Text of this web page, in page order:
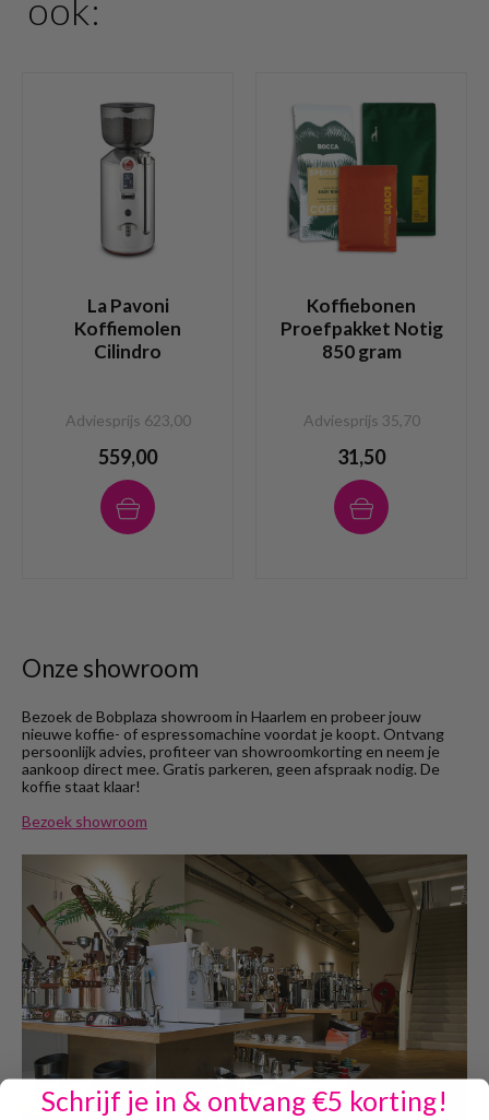
La Pavoni
Koffiemolen
Cilindro
Adviesprijs 623,00
559,00
Koffiebonen
Proefpakket Notig
850 gram
Adviesprijs 35,70
31,50
Onze showroom
Bezoek de Bobplaza showroom in Haarlem en probeer jouw
nieuwe koffie- of espressomachine voordat je koopt. Ontvang
persoonlijk advies, profiteer van showroomkorting en neem je
aankoop direct mee. Gratis parkeren, geen afspraak nodig. De
koffie staat klaar!
Bezoek showroom
Schrijf je in & ontvang €5 korting!